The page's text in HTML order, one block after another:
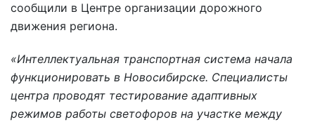
сообщили в Центре организации дорожного
движения региона.
«Интеллектуальная транспортная система начала
функционировать в Новосибирске. Специалисты
центра проводят тестирование адаптивных
режимов работы светофоров на участке между